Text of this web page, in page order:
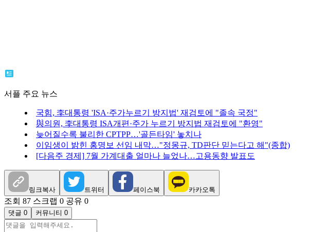
서플 주요 뉴스
국힘, 李대통령 'ISA·주가누르기 방지법' 재검토에 "졸속 국정"
與의원, 李대통령 ISA개편·주가 누르기 방지법 재검토에 "환영"
늦어질수록 불리한 CPTPP…'골든타임' 놓치나
이임생이 밝힌 홍명보 선임 내막…"정몽규, TD판단 믿는다고 해"(종합)
[다음주 경제] 7월 가계대출 얼마나 늘었나…고용동향 발표도
링크복사 트위터 페이스북 카카오톡
조회 87 스크랩 0 공유 0
댓글 0 커뮤니티 0